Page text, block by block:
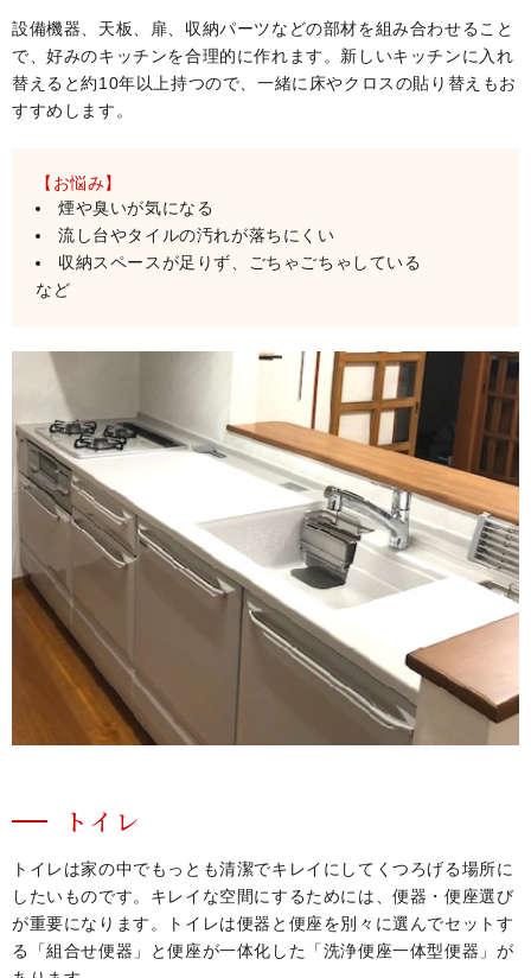
設備機器、天板、扉、収納パーツなどの部材を組み合わせること
で、好みのキッチンを合理的に作れます。新しいキッチンに入れ
替えると約10年以上持つので、一緒に床やクロスの貼り替えもお
すすめします。
【お悩み】
煙や臭いが気になる
流し台やタイルの汚れが落ちにくい
収納スペースが足りず、ごちゃごちゃしている
など
トイレ
トイレは家の中でもっとも清潔でキレイにしてくつろげる場所に
したいものです。キレイな空間にするためには、便器・便座選び
が重要になります。トイレは便器と便座を別々に選んでセットす
る「組合せ便器」と便座が一体化した「洗浄便座一体型便器」が